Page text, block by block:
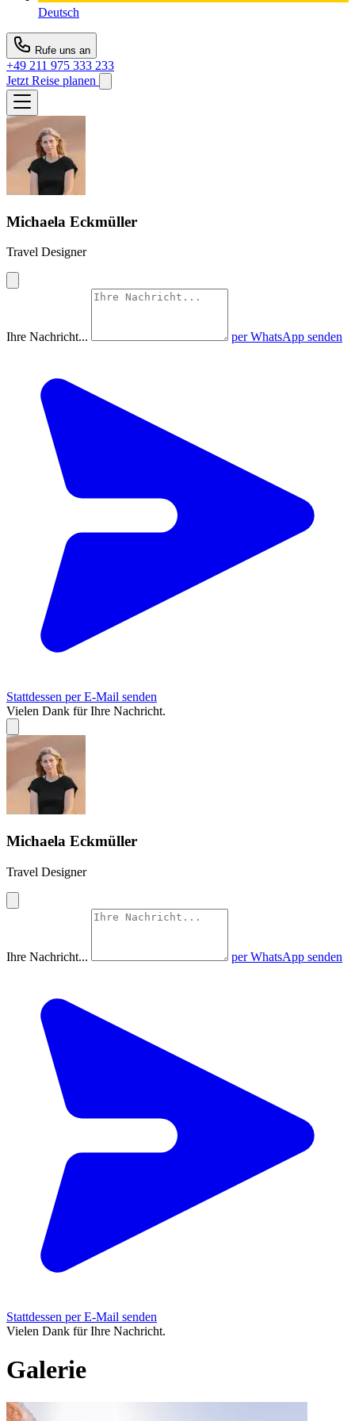
Deutsch
Rufe uns an
+49 211 975 333 233
Jetzt Reise planen
Michaela Eckmüller
Travel Designer
Ihre Nachricht... per WhatsApp senden
Stattdessen per E-Mail senden
Vielen Dank für Ihre Nachricht.
Michaela Eckmüller
Travel Designer
Ihre Nachricht... per WhatsApp senden
Stattdessen per E-Mail senden
Vielen Dank für Ihre Nachricht.
Galerie